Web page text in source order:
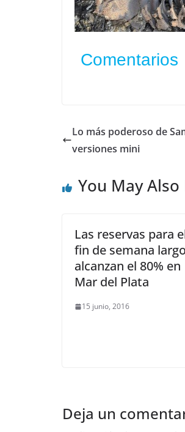
Comentarios
Lo más poderoso de
versiones mini
You May Also
Las reservas para
fin de semana largo
alcanzan el 80% en
Mar del Plata
15 junio, 2016
Deja un